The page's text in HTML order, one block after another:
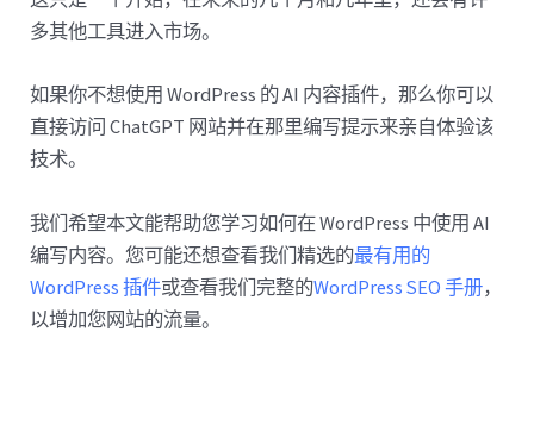
多其他工具进入市场。
如果你不想使用 WordPress 的 AI 内容插件，那么你可以
直接访问 ChatGPT 网站并在那里编写提示来亲自体验该
技术。
我们希望本文能帮助您学习如何在 WordPress 中使用 AI
编写内容。您可能还想查看我们精选的最有用的
WordPress 插件或查看我们完整的WordPress SEO 手册，
以增加您网站的流量。